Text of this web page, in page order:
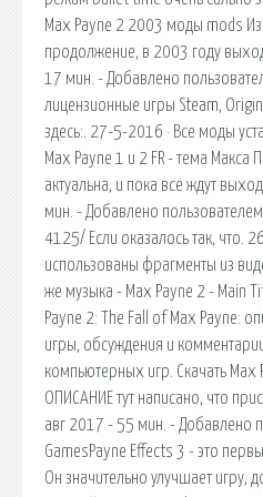
Max Payne 2 2003 моды mods
продолжение, в 2003 году
17 мин. - Добавлено
лицензионные игры Steam,
здесь:. 27-5-2016 · Все моды
Max Payne 1 и 2 FR - тема Макса
актуальна, и пока все ждут
мин. - Добавлено
4125/ Если оказалось так, что.
использованы фрагменты из
же музыка - Max Payne 2 - Main
Payne 2: The Fall of Max Payne:
игры, обсуждения и
компьютерных игр. Скачать Max
ОПИСАНИЕ тут написано, что
авг 2017 - 55 мин. - Добавлено
GamesPayne Effects 3 - это
Он значительно улучшает игру,